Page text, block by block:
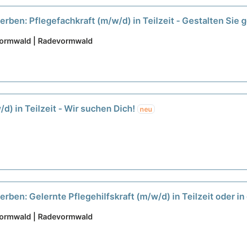
Pflegefachkraft (m/w/d) in Teilzeit - Gestalten Sie
| Radevormwald
in Teilzeit - Wir suchen Dich! neu
Gelernte Pflegehilfskraft (m/w/d) in Teilzeit oder
mit uns die Zukunft!
| Radevormwald